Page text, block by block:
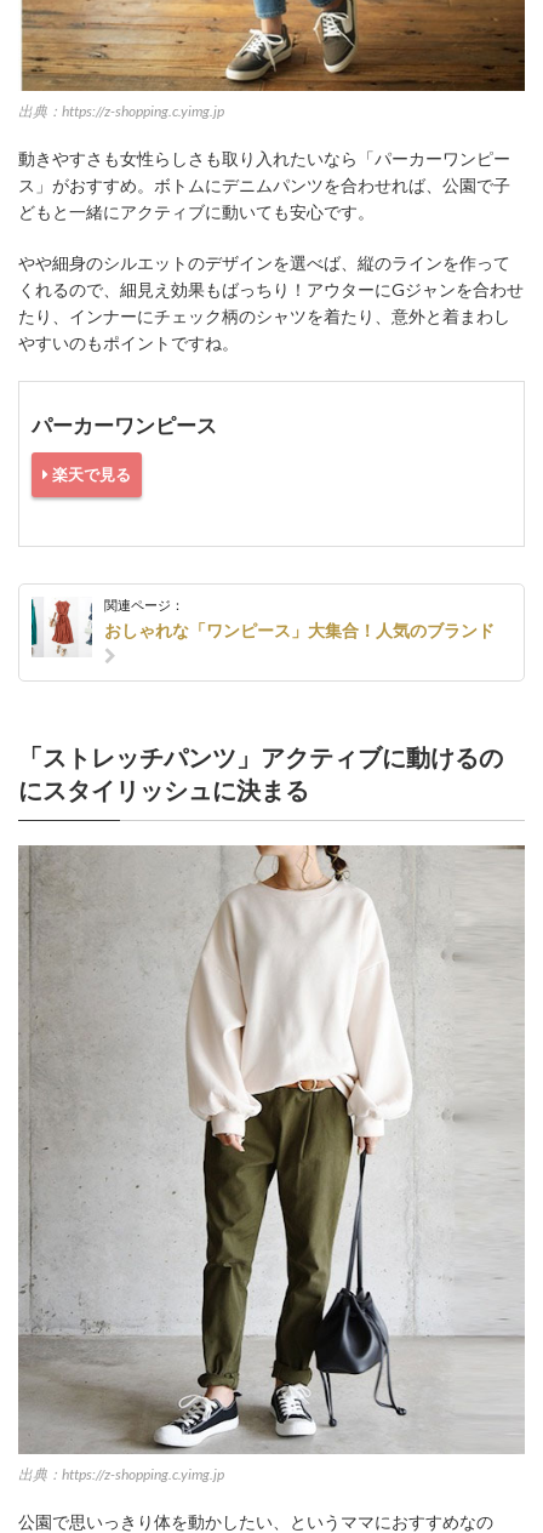
出典：https://z-shopping.c.yimg.jp
動きやすさも女性らしさも取り入れたいなら「パーカーワンピー
ス」がおすすめ。ボトムにデニムパンツを合わせれば、公園で子
どもと一緒にアクティブに動いても安心です。
やや細身のシルエットのデザインを選べば、縦のラインを作って
くれるので、細見え効果もばっちり！アウターにGジャンを合わせ
たり、インナーにチェック柄のシャツを着たり、意外と着まわし
やすいのもポイントですね。
パーカーワンピース
楽天で見る
関連ページ：
おしゃれな「ワンピース」大集合！人気のブランド
「ストレッチパンツ」アクティブに動けるの
にスタイリッシュに決まる
出典：https://z-shopping.c.yimg.jp
公園で思いっきり体を動かしたい、というママにおすすめなの